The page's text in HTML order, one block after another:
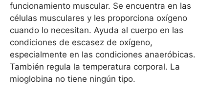
funcionamiento muscular. Se encuentra en las
células musculares y les proporciona oxígeno
cuando lo necesitan. Ayuda al cuerpo en las
condiciones de escasez de oxígeno,
especialmente en las condiciones anaeróbicas.
También regula la temperatura corporal. La
mioglobina no tiene ningún tipo.